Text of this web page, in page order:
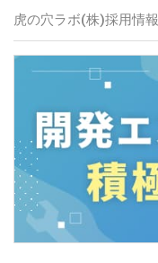
虎の穴ラボ(株)採用情報